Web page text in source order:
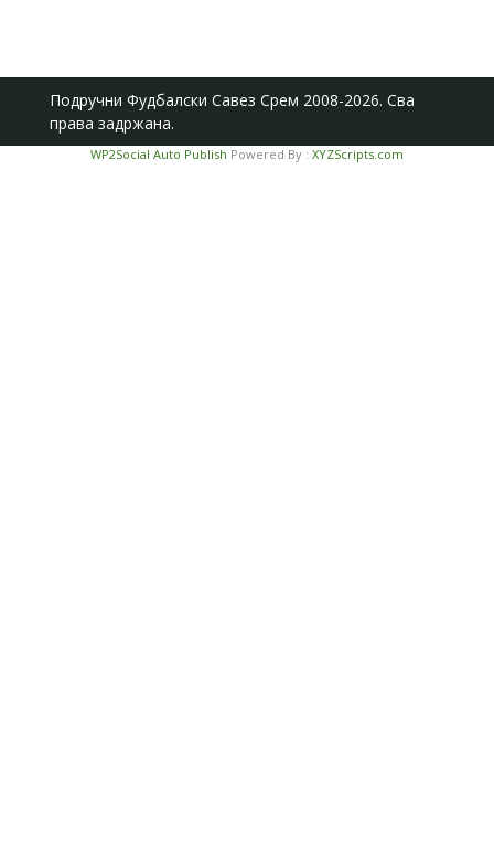
Подручни Фудбалски Савез Срем 2008-2026. Сва
права задржана.
WP2Social Auto Publish Powered By : XYZScripts.com